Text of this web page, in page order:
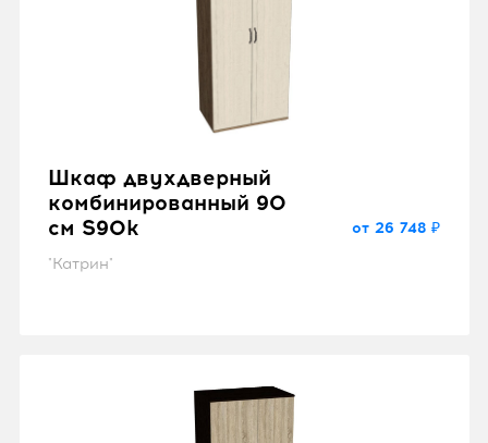
Шкаф двухдверный
комбинированный 90
см S90k
"Катрин"
от 26 748 ₽